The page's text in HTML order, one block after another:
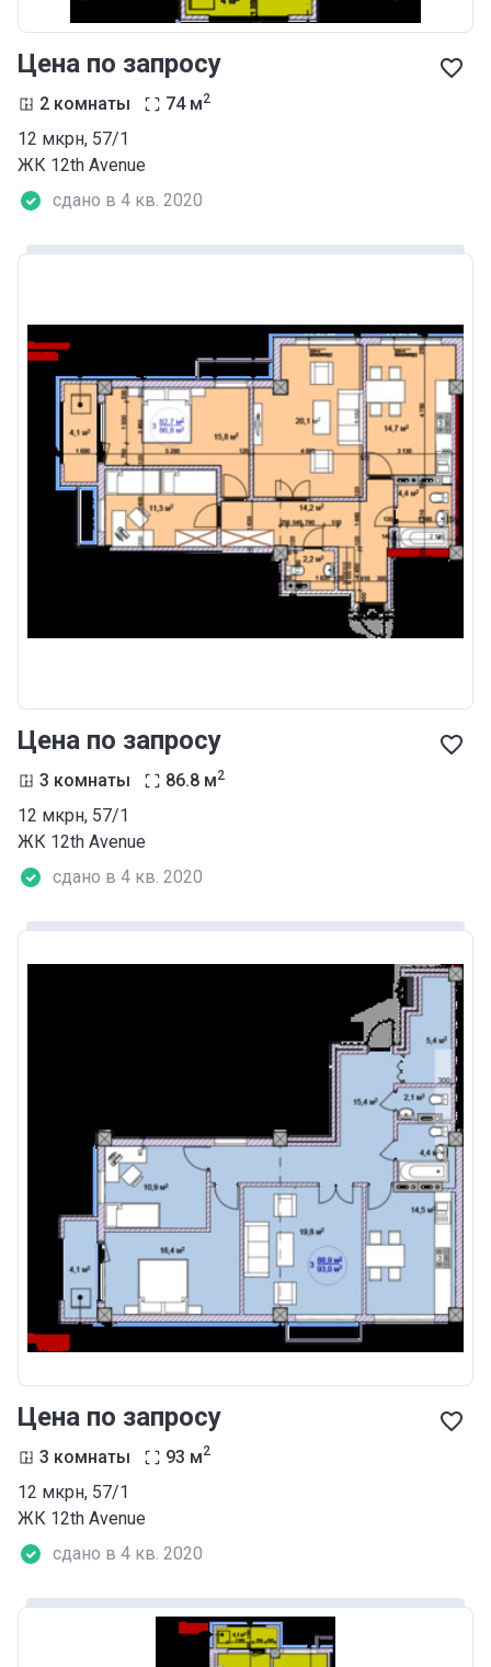
Цена по запросу
2 комнаты 74 м2
12 мкрн, 57/1
ЖК 12th Аvenue
сдано в 4 кв. 2020
Цена по запросу
3 комнаты 86.8 м2
12 мкрн, 57/1
ЖК 12th Аvenue
сдано в 4 кв. 2020
Цена по запросу
3 комнаты 93 м2
12 мкрн, 57/1
ЖК 12th Аvenue
сдано в 4 кв. 2020